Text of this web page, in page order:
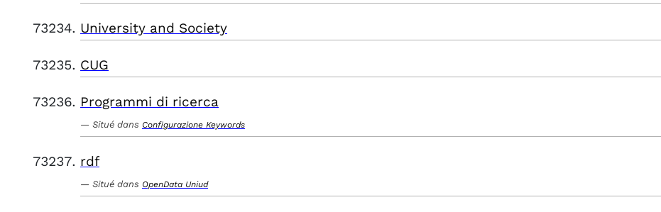
University and Society
CUG
Programmi di ricerca
Situé dans Configurazione Keywords
rdf
Situé dans OpenData Uniud